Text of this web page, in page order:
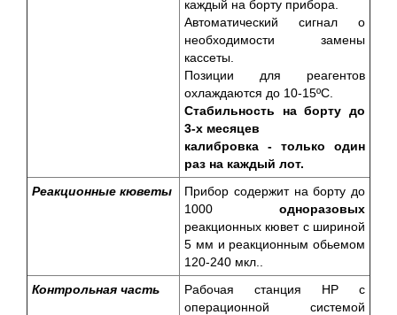
каждый на борту прибора.
Автоматический сигнал о
необходимости замены
кассеты.
Позиции для реагентов
охлаждаются до 10-15ºС.
Стабильность на борту до
3-х месяцев
калибровка - только один
раз на каждый лот.
Реакционные кюветы
Прибор содержит на борту до
1000 одноразовых
реакционных кювет с шириной
5 мм и реакционным обьемом
120-240 мкл..
Контрольная часть
Рабочая станция HP с
операционной системой